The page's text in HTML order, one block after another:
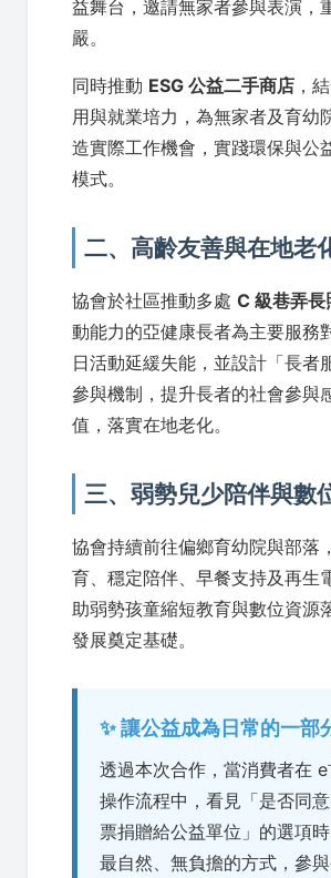
益舞台，邀請無家者參與表演，
嚴。
同時推動 ESG 公益二手商店 ，
用與就業培力，為無家者及育幼
造實際工作機會，實踐環保與公
模式。
二、高齡友善與在地老
協會於社區推動多處 C 級巷弄長
動能力的亞健康長者為主要服務
日活動延緩失能，並設計「長者
參與機制，提升長者的社會參與
值，落實在地老化。
三、弱勢兒少陪伴與數
協會持續前往偏鄉育幼院與部落
育、穩定陪伴、早餐支持及再生
助弱勢孩童縮短教育與數位資源
發展奠定基礎。
✨ 讓公益成為日常的一部
透過本次合作，當消費者在
操作流程中，看見「是否同
票捐贈給公益單位」的選項
最自然、無負擔的方式，參